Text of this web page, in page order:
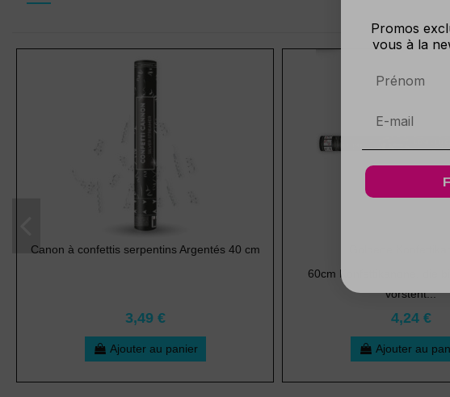
Canon à confettis serpentins Argentés 40 cm
3,49 €
Ajouter au panier
60cm Konfettikanone, die
vorsteht...
4,24 €
Ajouter au
Promos
vous à la
Prénom